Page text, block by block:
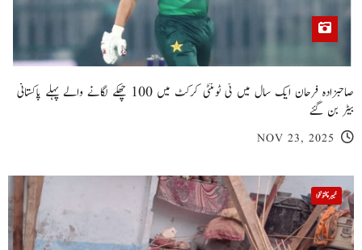
صاحبزادہ فرحان ایک سال میں ٹی ٹوئنٹی کرکٹ میں 100 چھکے لگانے والے پہلے پاکستانی
بیٹر بن گئے
NOV 23, 2025
خیبر پختونخوا